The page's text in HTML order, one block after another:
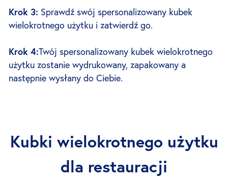
Krok 3: Sprawdź swój spersonalizowany kubek
wielokrotnego użytku i zatwierdź go.
Krok 4:Twój spersonalizowany kubek wielokrotnego
użytku zostanie wydrukowany, zapakowany a
następnie wysłany do Ciebie.
Kubki wielokrotnego użytku
dla restauracji